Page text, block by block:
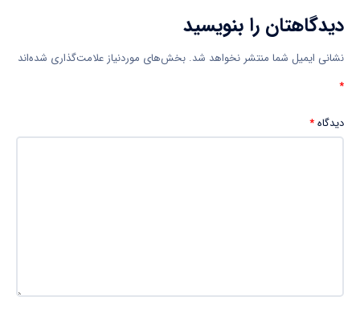
دیدگاهتان را بنویسید
نشانی ایمیل شما منتشر نخواهد شد. بخش‌های موردنیاز علامت‌گذاری شده‌اند
*
دیدگاه*